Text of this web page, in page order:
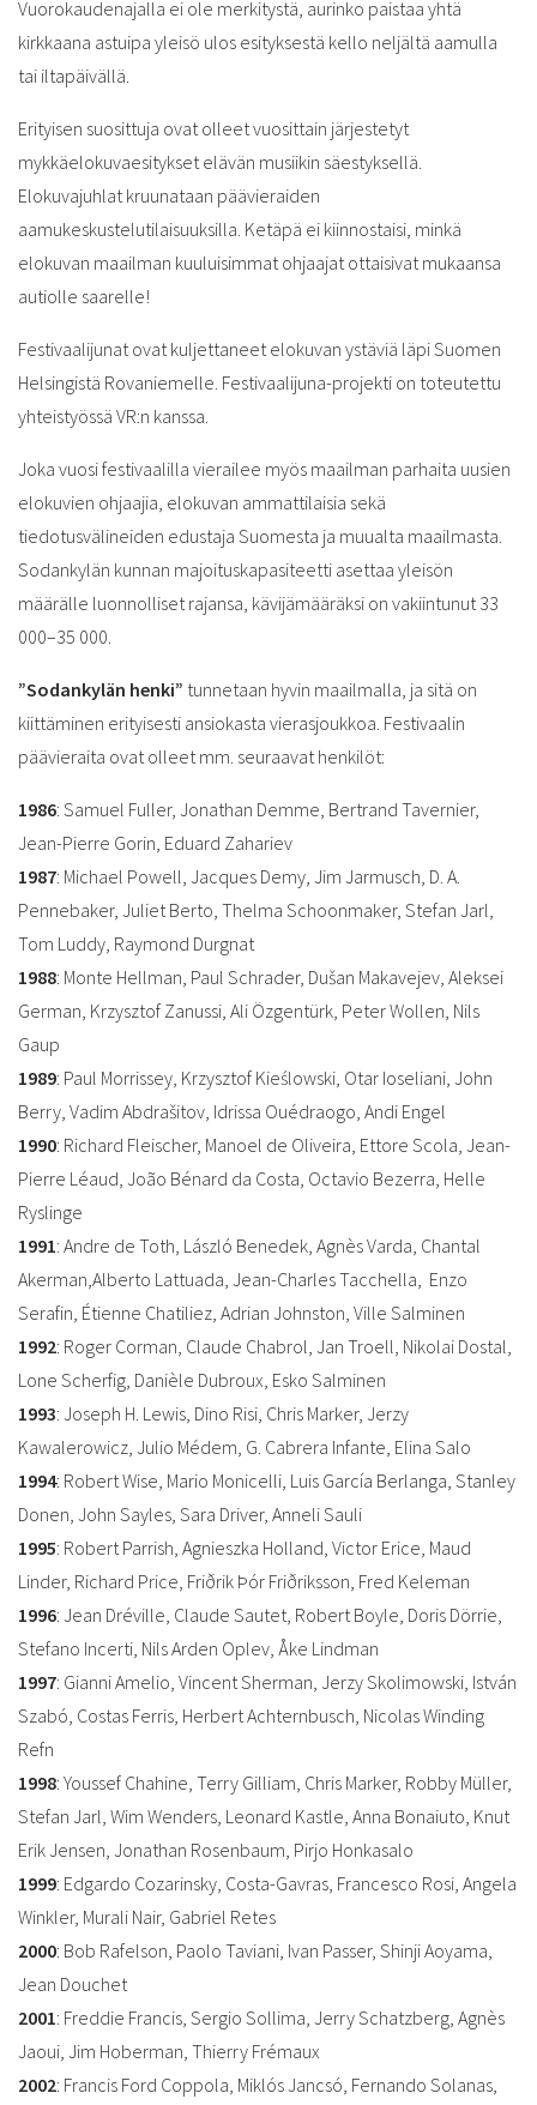
Vuorokaudenajalla ei ole merkitystä, aurinko paistaa yhtä
kirkkaana astuipa yleisö ulos esityksestä kello neljältä aamulla
tai iltapäivällä.
Erityisen suosittuja ovat olleet vuosittain järjestetyt
mykkäelokuvaesitykset elävän musiikin säestyksellä.
Elokuvajuhlat kruunataan päävieraiden
aamukeskustelutilaisuuksilla. Ketäpä ei kiinnostaisi, minkä
elokuvan maailman kuuluisimmat ohjaajat ottaisivat mukaansa
autiolle saarelle!
Festivaalijunat ovat kuljettaneet elokuvan ystäviä läpi Suomen
Helsingistä Rovaniemelle. Festivaalijuna-projekti on toteutettu
yhteistyössä VR:n kanssa.
Joka vuosi festivaalilla vierailee myös maailman parhaita uusien
elokuvien ohjaajia, elokuvan ammattilaisia sekä
tiedotusvälineiden edustaja Suomesta ja muualta maailmasta.
Sodankylän kunnan majoituskapasiteetti asettaa yleisön
määrälle luonnolliset rajansa, kävijämääräksi on vakiintunut 33
000–35 000.
”Sodankylän henki” tunnetaan hyvin maailmalla, ja sitä on
kiittäminen erityisesti ansiokasta vierasjoukkoa. Festivaalin
päävieraita ovat olleet mm. seuraavat henkilöt:
1986: Samuel Fuller, Jonathan Demme, Bertrand Tavernier,
Jean-Pierre Gorin, Eduard Zahariev
1987: Michael Powell, Jacques Demy, Jim Jarmusch, D. A.
Pennebaker, Juliet Berto, Thelma Schoonmaker, Stefan Jarl,
Tom Luddy, Raymond Durgnat
1988: Monte Hellman, Paul Schrader, Dušan Makavejev, Aleksei
German, Krzysztof Zanussi, Ali Özgentürk, Peter Wollen, Nils
Gaup
1989: Paul Morrissey, Krzysztof Kieślowski, Otar Ioseliani, John
Berry, Vadim Abdrašitov, Idrissa Ouédraogo, Andi Engel
1990: Richard Fleischer, Manoel de Oliveira, Ettore Scola, Jean-
Pierre Léaud, João Bénard da Costa, Octavio Bezerra, Helle
Ryslinge
1991: Andre de Toth, László Benedek, Agnès Varda, Chantal
Akerman,Alberto Lattuada, Jean-Charles Tacchella, Enzo
Serafin, Étienne Chatiliez, Adrian Johnston, Ville Salminen
1992: Roger Corman, Claude Chabrol, Jan Troell, Nikolai Dostal,
Lone Scherfig, Danièle Dubroux, Esko Salminen
1993: Joseph H. Lewis, Dino Risi, Chris Marker, Jerzy
Kawalerowicz, Julio Médem, G. Cabrera Infante, Elina Salo
1994: Robert Wise, Mario Monicelli, Luis García Berlanga, Stanley
Donen, John Sayles, Sara Driver, Anneli Sauli
1995: Robert Parrish, Agnieszka Holland, Victor Erice, Maud
Linder, Richard Price, Friðrik Þór Friðriksson, Fred Keleman
1996: Jean Dréville, Claude Sautet, Robert Boyle, Doris Dörrie,
Stefano Incerti, Nils Arden Oplev, Åke Lindman
1997: Gianni Amelio, Vincent Sherman, Jerzy Skolimowski, István
Szabó, Costas Ferris, Herbert Achternbusch, Nicolas Winding
Refn
1998: Youssef Chahine, Terry Gilliam, Chris Marker, Robby Müller,
Stefan Jarl, Wim Wenders, Leonard Kastle, Anna Bonaiuto, Knut
Erik Jensen, Jonathan Rosenbaum, Pirjo Honkasalo
1999: Edgardo Cozarinsky, Costa-Gavras, Francesco Rosi, Angela
Winkler, Murali Nair, Gabriel Retes
2000: Bob Rafelson, Paolo Taviani, Ivan Passer, Shinji Aoyama,
Jean Douchet
2001: Freddie Francis, Sergio Sollima, Jerry Schatzberg, Agnès
Jaoui, Jim Hoberman, Thierry Frémaux
2002: Francis Ford Coppola, Miklós Jancsó, Fernando Solanas,